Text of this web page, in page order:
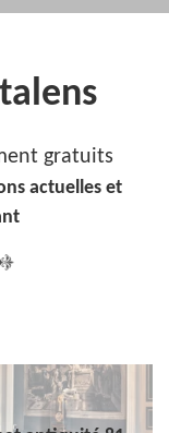
gratuits
actuelles et